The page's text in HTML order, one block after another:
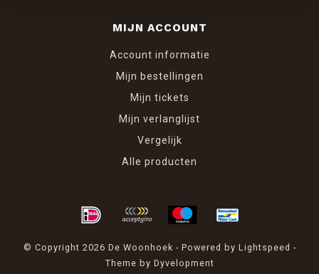
MIJN ACCOUNT
Account informatie
Mijn bestellingen
Mijn tickets
Mijn verlanglijst
Vergelijk
Alle producten
© Copyright 2026 De Woonhoek - Powered by Lightspeed -
Theme by Dyvelopment